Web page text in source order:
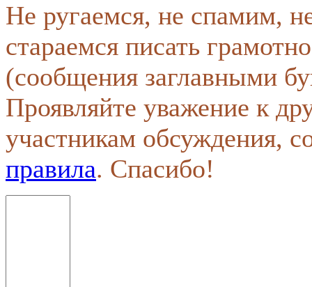
Не ругаемся, не спамим,
стараемся писать
(сообщения заглавными
Проявляйте уважение к
участникам обсуждения,
правила. Спасибо!